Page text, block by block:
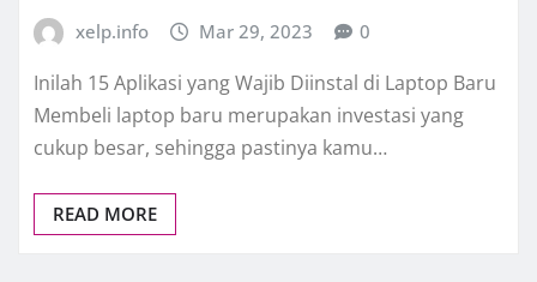
xelp.info Mar 29, 2023 0
Inilah 15 Aplikasi yang Wajib Diinstal di Laptop Baru
Membeli laptop baru merupakan investasi yang
cukup besar, sehingga pastinya kamu…
READ MORE